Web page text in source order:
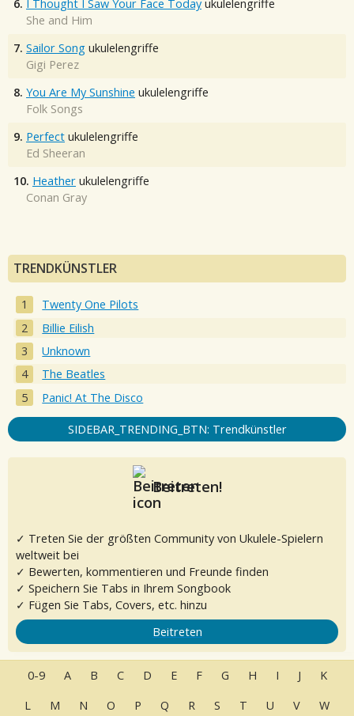
6. I Thought I Saw Your Face Today ukulelengriffe
She and Him
7. Sailor Song ukulelengriffe
Gigi Perez
8. You Are My Sunshine ukulelengriffe
Folk Songs
9. Perfect ukulelengriffe
Ed Sheeran
10. Heather ukulelengriffe
Conan Gray
TRENDKÜNSTLER
Twenty One Pilots
Billie Eilish
Unknown
The Beatles
Panic! At The Disco
SIDEBAR_TRENDING_BTN: Trendkünstler
Beitreten!
✓ Treten Sie der größten Community von Ukulele-Spielern
weltweit bei
✓ Bewerten, kommentieren und Freunde finden
✓ Speichern Sie Tabs in Ihrem Songbook
✓ Fügen Sie Tabs, Covers, etc. hinzu
Beitreten
0-9 A B C D E F G H I J
K
L
M N O P Q R S T U V W